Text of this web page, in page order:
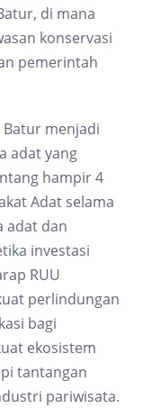
di mana
konservasi
pemerintah
Batur menjadi
adat yang
hampir 4
Adat selama
adat dan
investasi
RUU
perlindungan
bagi
ekosistem
tantangan
pariwisata.